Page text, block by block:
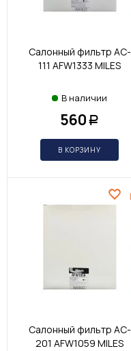
Салонный фильтр AC-
111 AFW1333 MILES
В наличии
560 Р
В КОРЗИНУ
Салонный фильтр AC-
201 AFW1059 MILES